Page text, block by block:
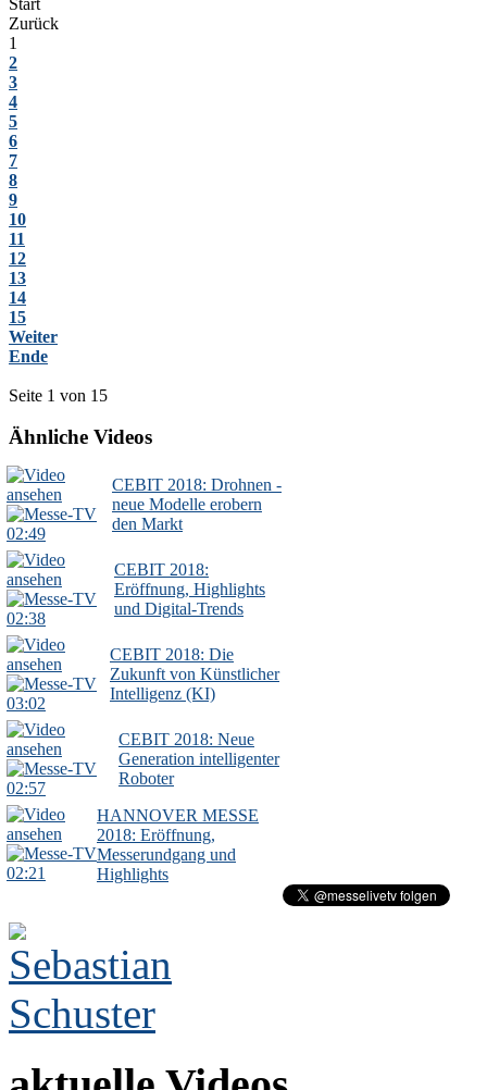
Zurück
1
2
3
4
5
6
7
8
9
10
11
12
13
14
15
Weiter
Ende
Seite 1 von 15
Ähnliche Videos
02:49
CEBIT 2018: Drohnen -
neue Modelle erobern
den Markt
02:38
CEBIT 2018:
Eröffnung, Highlights
und Digital-Trends
03:02
CEBIT 2018: Die
Zukunft von Künstlicher
Intelligenz (KI)
02:57
CEBIT 2018: Neue
Generation intelligenter
Roboter
02:21
HANNOVER MESSE
2018: Eröffnung,
Messerundgang und
Highlights